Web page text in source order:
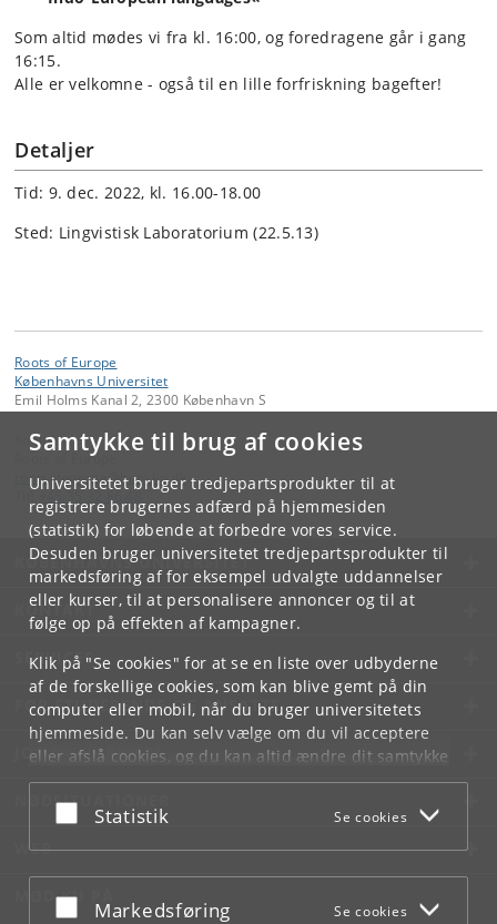
Samtykke til brug af cookies
Universitetet bruger tredjepartsprodukter til at
registrere brugernes adfærd på hjemmesiden
(statistik) for løbende at forbedre vores service.
Desuden bruger universitetet tredjepartsprodukter til
markedsføring af for eksempel udvalgte uddannelser
eller kurser, til at personalisere annoncer og til at
følge op på effekten af kampagner.
Klik på "Se cookies" for at se en liste over udbyderne
af de forskellige cookies, som kan blive gemt på din
computer eller mobil, når du bruger universitetets
hjemmeside. Du kan selv vælge om du vil acceptere
eller afslå cookies, og du kan altid ændre dit samtykke
underCookie- og privatlivspolitiksom du finder i
bunden af hver side.
Acceptér eller afslå
Statistik Se cookies
Acceptér eller afslå
Markedsføring Se cookies
Som altid mødes vi fra kl. 16:00, og foredragene går i gang
16:15.
Alle er velkomne - også til en lille forfriskning bagefter!
Detaljer
Tid: 9. dec. 2022, kl. 16.00-18.00
Sted: Lingvistisk Laboratorium (22.5.13)
Roots of Europe
Københavns Universitet
Emil Holms Kanal 2, 2300 København S
Kontakt:
Roots of Europe
rootsofeurope@hum.ku.dk
KØBENHAVNS UNIVERSITET
KONTAKT
SERVICES
FOR STUDERENDE OG ANSATTE
JOB OG KARRIERE
NØDSITUATIONER
WEB
MØD KU PÅ